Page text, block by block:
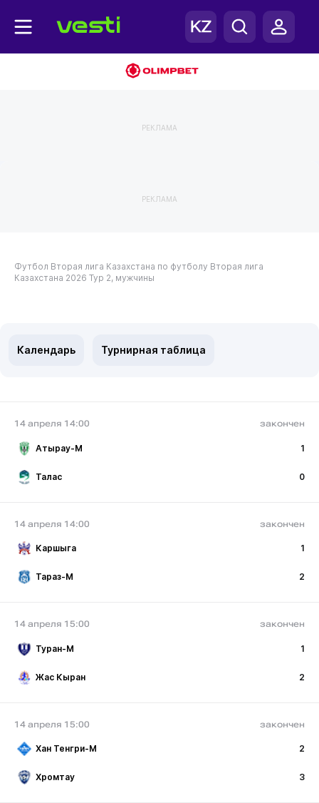
РЕКЛАМА
РЕКЛАМА
Футбол Вторая лига Казахстана по футболу Вторая лига
Казахстана 2026 Тур 2, мужчины
Календарь Турнирная таблица
14 апреля 14:00 закончен
Атырау-М 1
Талас 0
14 апреля 14:00 закончен
Каршыга 1
Тараз-М 2
14 апреля 15:00 закончен
Туран-М 1
Жас Кыран 2
14 апреля 15:00 закончен
Хан Тенгри-М 2
Хромтау 3